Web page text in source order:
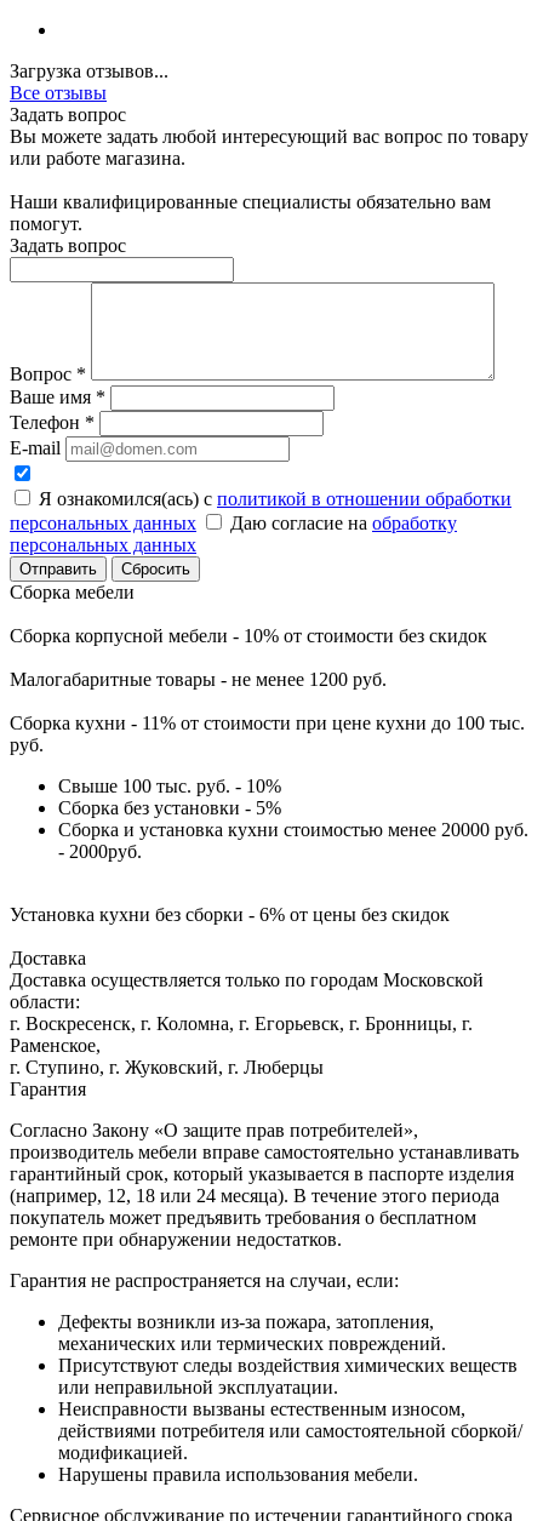
Загрузка отзывов...
Все отзывы
Задать вопрос
Вы можете задать любой интересующий вас вопрос по товару
или работе магазина.
Наши квалифицированные специалисты обязательно вам
помогут.
Задать вопрос
Вопрос *
Ваше имя *
Телефон *
E-mail
Я ознакомился(ась) с политикой в отношении обработки
персональных данных
Даю согласие на обработку
персональных данных
Сбросить
Сборка мебели
Сборка корпусной мебели - 10% от стоимости без скидок
Малогабаритные товары - не менее 1200 руб.
Сборка кухни - 11% от стоимости при цене кухни до 100 тыс.
руб.
Свыше 100 тыс. руб. - 10%
Сборка без установки - 5%
Сборка и установка кухни стоимостью менее 20000 руб.
- 2000руб.
Установка кухни без сборки - 6% от цены без скидок
Доставка
Доставка осуществляется только по городам Московской
области:
г. Воскресенск, г. Коломна, г. Егорьевск, г. Бронницы, г.
Раменское,
г. Ступино, г. Жуковский, г. Люберцы
Гарантия
Согласно Закону «О защите прав потребителей»,
производитель мебели вправе самостоятельно устанавливать
гарантийный срок, который указывается в паспорте изделия
(например, 12, 18 или 24 месяца). В течение этого периода
покупатель может предъявить требования о бесплатном
ремонте при обнаружении недостатков.
Гарантия не распространяется на случаи, если:
Дефекты возникли из-за пожара, затопления,
механических или термических повреждений.
Присутствуют следы воздействия химических веществ
или неправильной эксплуатации.
Неисправности вызваны естественным износом,
действиями потребителя или самостоятельной сборкой/
модификацией.
Нарушены правила использования мебели.
Сервисное обслуживание по истечении гарантийного срока